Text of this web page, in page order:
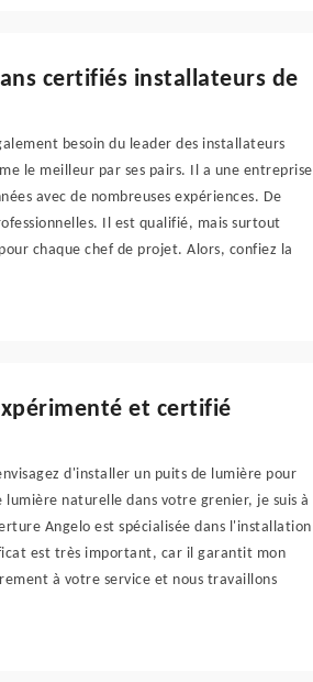
certifiés installateurs de
besoin du leader des installateurs
le meilleur par ses pairs. Il a une entreprise
avec de nombreuses expériences. De
Il est qualifié, mais surtout
chaque chef de projet. Alors, confiez la
et certifié
d'installer un puits de lumière pour
naturelle dans votre grenier, je suis à
Angelo est spécialisée dans l'installation
est très important, car il garantit mon
à votre service et nous travaillons